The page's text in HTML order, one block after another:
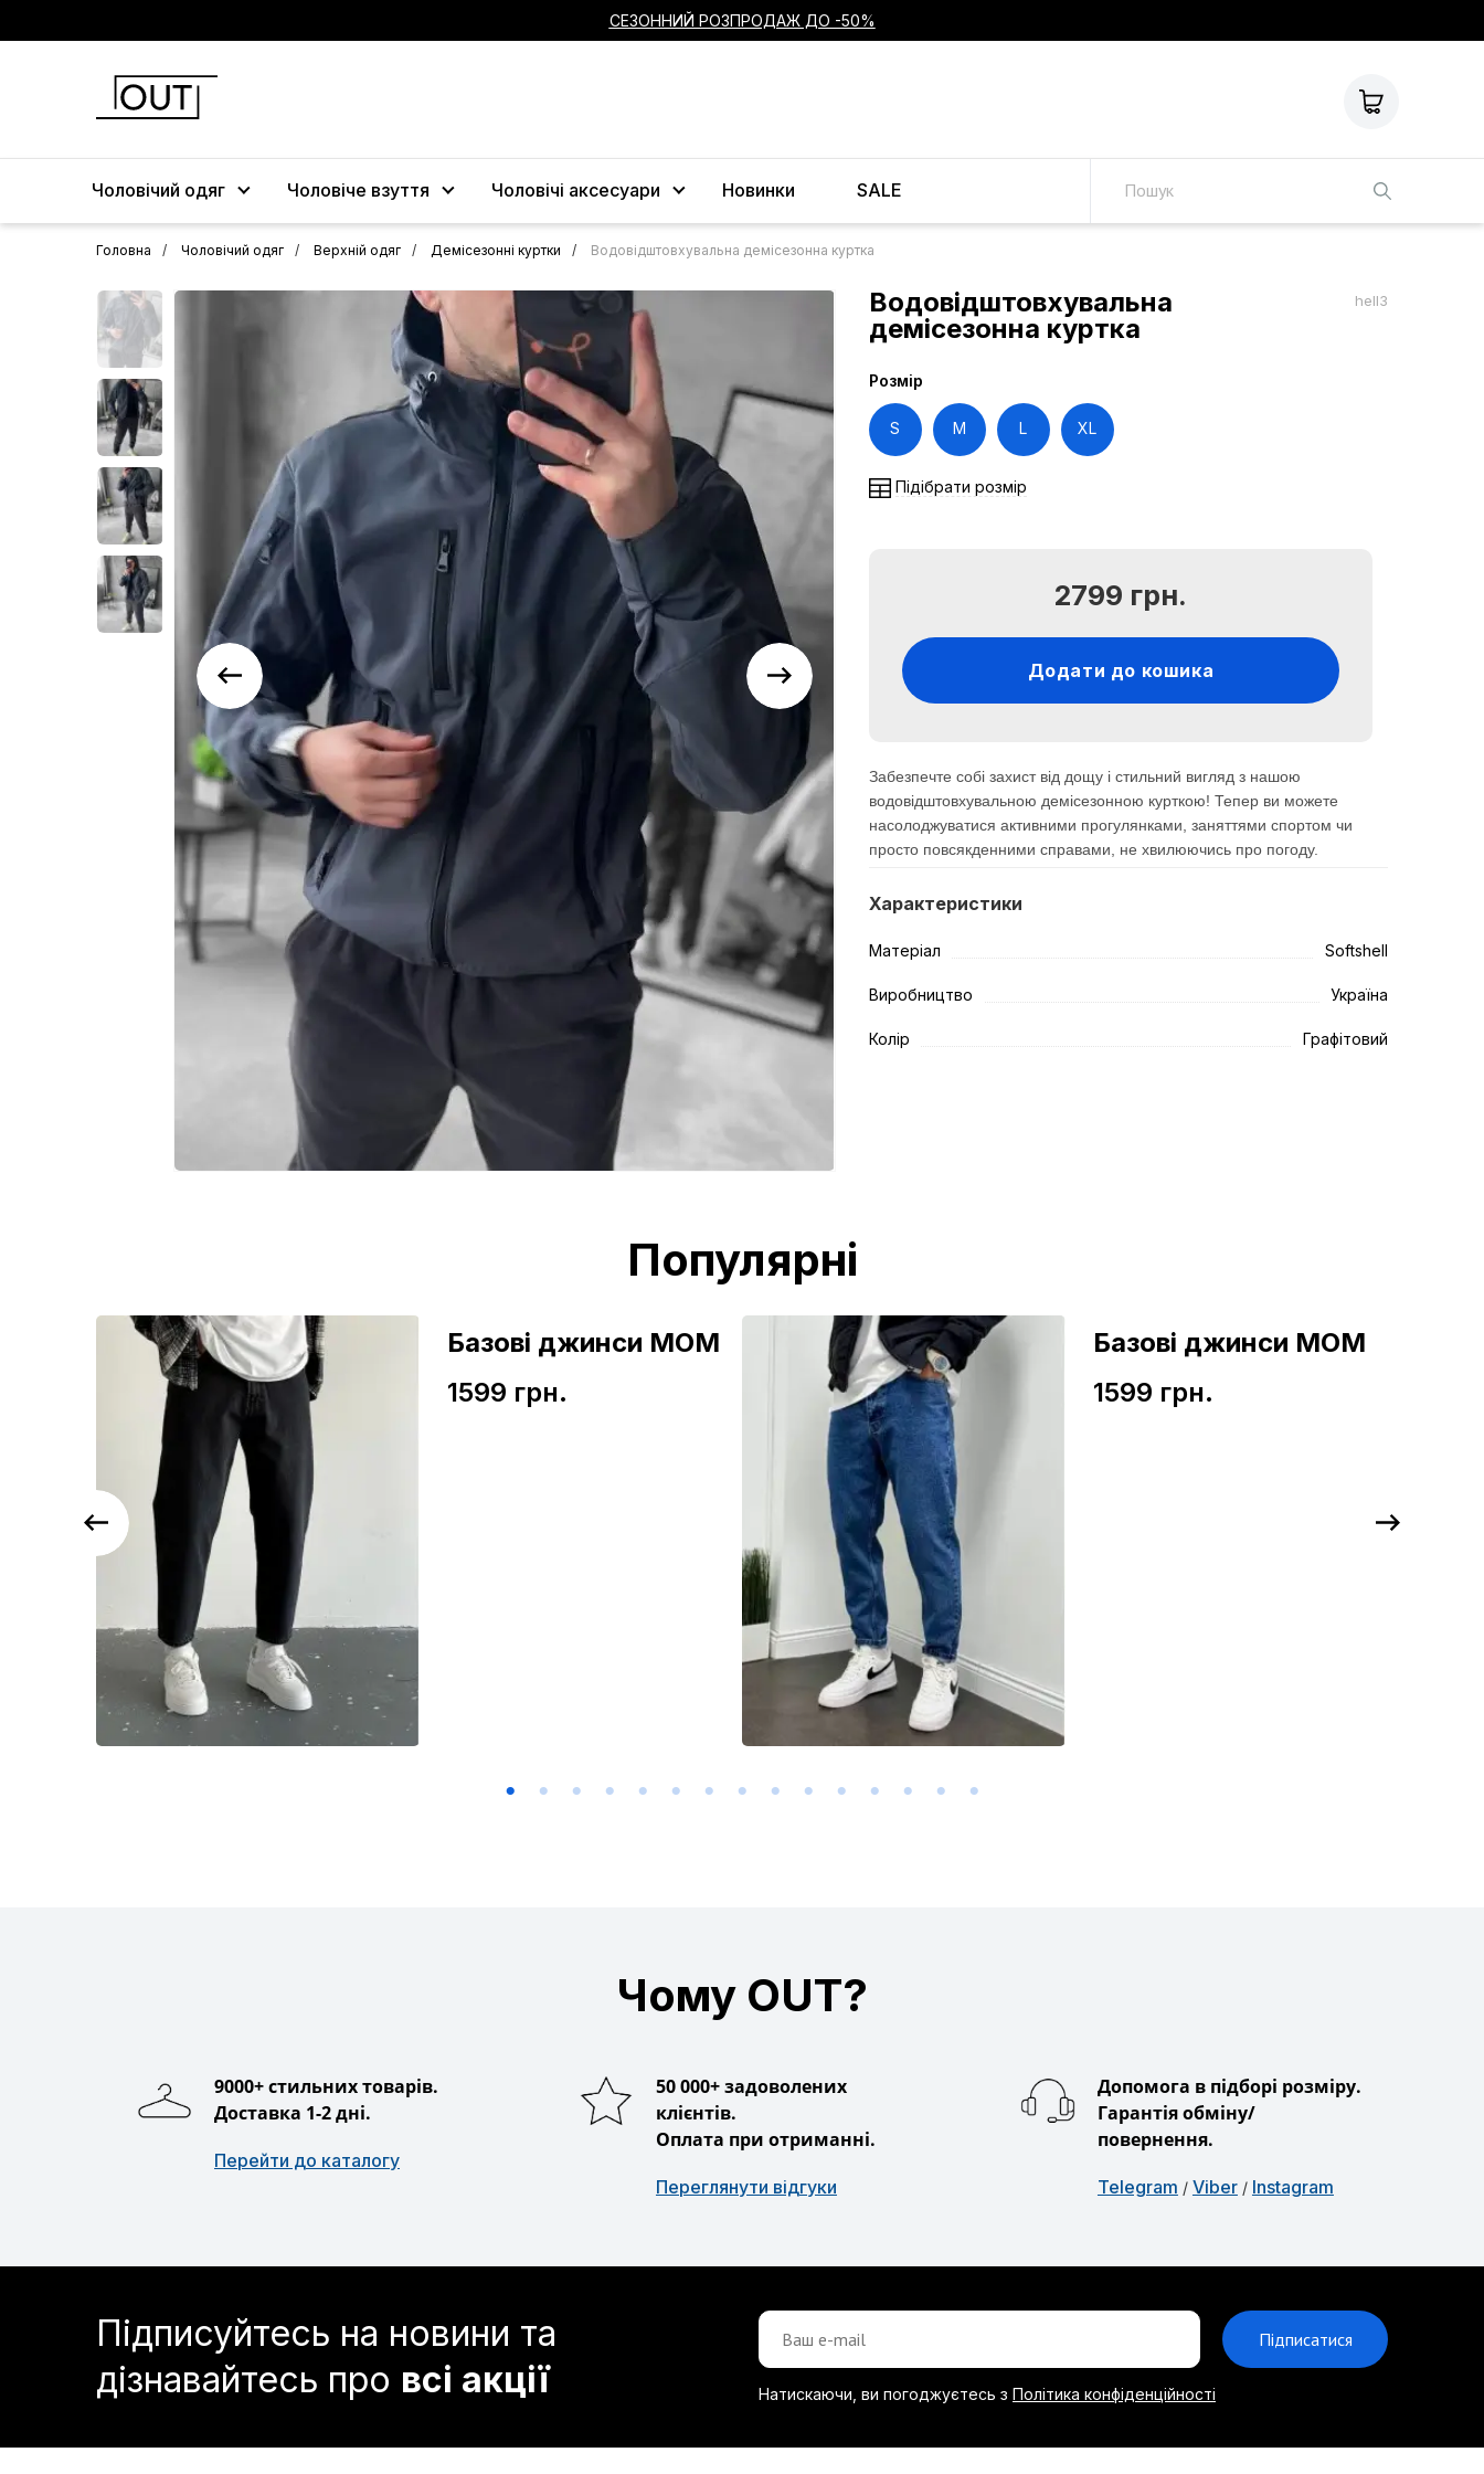
СЕЗОННИЙ РОЗПРОДАЖ ДО -50%
Чоловічий одяг Чоловіче взуття Чоловічі аксесуари Новинки SALE
Головна Чоловічий одяг Верхній одяг Демісезонні куртки Водовідштовхувальна демісезонна куртка
Водовідштовхувальна
демісезонна куртка
hell3
Розмір
S M L XL
Підібрати розмір
2799 грн.
Додати до кошика
Забезпечте собі захист від дощу і стильний вигляд з нашою
водовідштовхувальною демісезонною курткою! Тепер ви можете
насолоджуватися активними прогулянками, заняттями спортом чи
просто повсякденними справами, не хвилюючись про погоду.
Характеристики
Матеріал Softshell
Виробництво Україна
Колір Графітовий
Популярні
Базові джинси МОМ
1599 грн.
Базові джинси МОМ
1599 грн.
Чому OUT?
9000+ стильних товарів.
Доставка 1-2 дні.
Перейти до каталогу
50 000+ задоволених
клієнтів.
Оплата при отриманні.
Переглянути відгуки
Допомога в підборі розміру.
Гарантія обміну/
повернення.
Telegram / Viber / Instagram
Підписуйтесь на новини та
дізнавайтесь про всі акції
Підписатися
Натискаючи, ви погоджуєтесь з Політика конфіденційності